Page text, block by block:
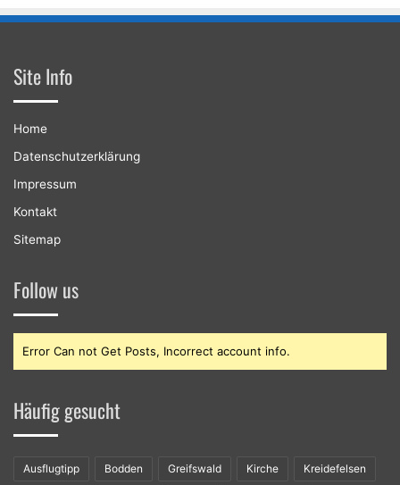
Site Info
Home
Datenschutzerklärung
Impressum
Kontakt
Sitemap
Follow us
Error Can not Get Posts, Incorrect account info.
Häufig gesucht
Ausflugtipp Bodden Greifswald Kirche Kreidefelsen